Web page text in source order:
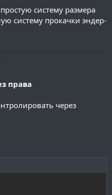
систему размера
систему прокачки эндер-
права
через